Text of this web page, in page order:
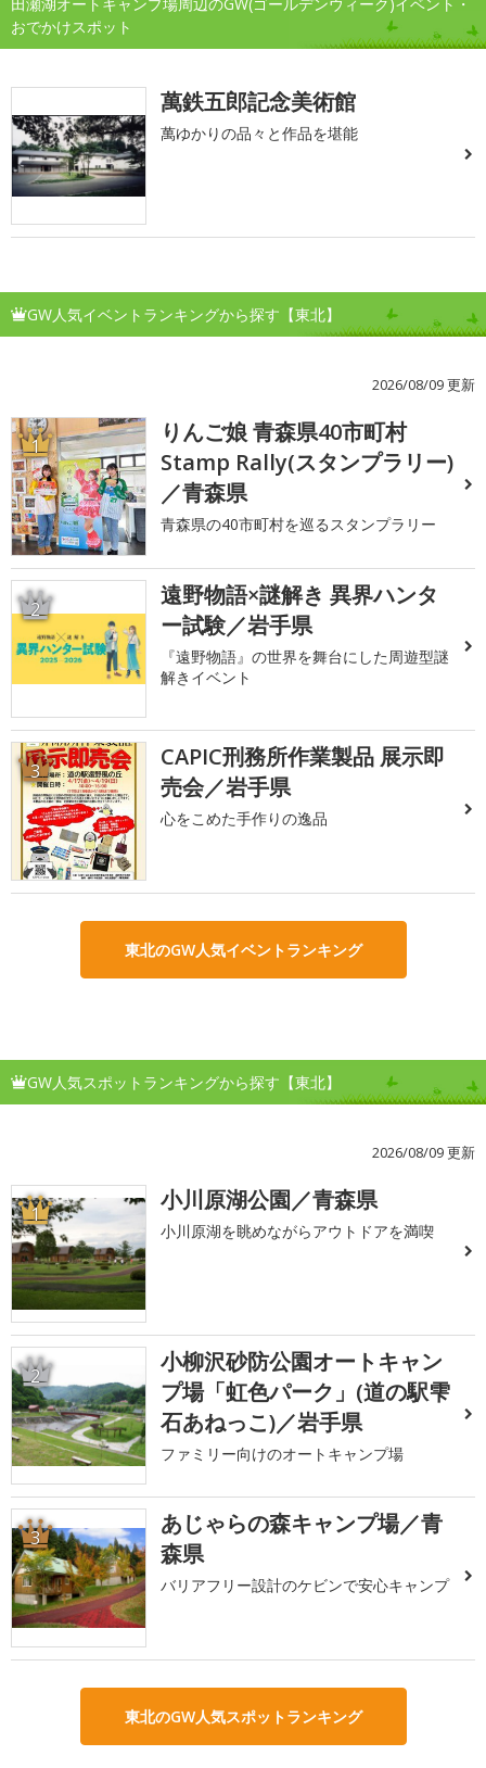
おでかけスポット
萬鉄五郎記念美術館
萬ゆかりの品々と作品を堪能
GW人気イベントランキングから探す【東北】
2026/08/09 更新
1
りんご娘 青森県40市町村
Stamp Rally(スタンプラリー)
／青森県
青森県の40市町村を巡るスタンプラリー
2
遠野物語×謎解き 異界ハンタ
ー試験／岩手県
『遠野物語』の世界を舞台にした周遊型謎
解きイベント
3
CAPIC刑務所作業製品 展示即
売会／岩手県
心をこめた手作りの逸品
東北のGW人気イベントランキング
GW人気スポットランキングから探す【東北】
2026/08/09 更新
1 小川原湖公園／青森県
小川原湖を眺めながらアウトドアを満喫
2
小柳沢砂防公園オートキャン
プ場「虹色パーク」(道の駅雫
石あねっこ)／岩手県
ファミリー向けのオートキャンプ場
3
あじゃらの森キャンプ場／青
森県
バリアフリー設計のケビンで安心キャンプ
東北のGW人気スポットランキング